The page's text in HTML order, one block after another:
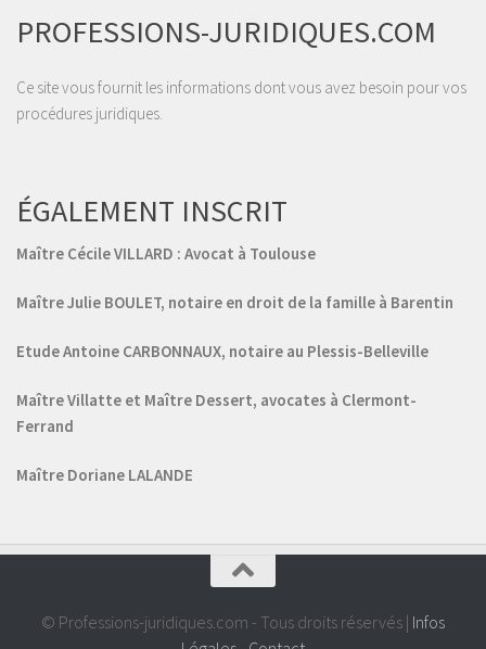
PROFESSIONS-JURIDIQUES.COM
Ce site vous fournit les informations dont vous avez besoin pour vos
procédures juridiques.
ÉGALEMENT INSCRIT
Maître Cécile VILLARD : Avocat à Toulouse
Maître Julie BOULET, notaire en droit de la famille à Barentin
Etude Antoine CARBONNAUX, notaire au Plessis-Belleville
Maître Villatte et Maître Dessert, avocates à Clermont-
Ferrand
Maître Doriane LALANDE
© Professions-juridiques.com - Tous droits réservés | Infos